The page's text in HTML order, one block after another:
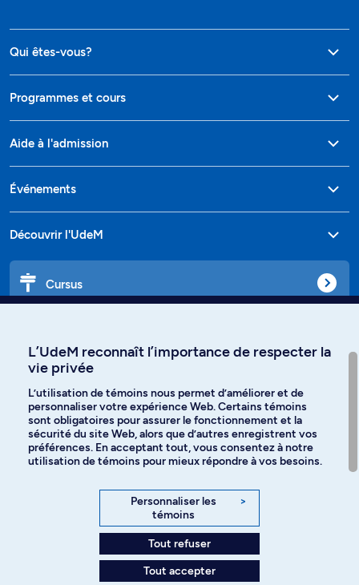
Qui êtes-vous?
Programmes et cours
Aide à l'admission
Événements
Découvrir l'UdeM
Cursus
Langues
Facebook Instagram
YouTube
L’UdeM reconnaît l’importance de respecter la
vie privée
L’utilisation de témoins nous permet d’améliorer et de
personnaliser votre expérience Web. Certains témoins
sont obligatoires pour assurer le fonctionnement et la
sécurité du site Web, alors que d’autres enregistrent vos
préférences. En acceptant tout, vous consentez à notre
utilisation de témoins pour mieux répondre à vos besoins.
Personnaliser les
témoins
>
Tout refuser
Tout accepter